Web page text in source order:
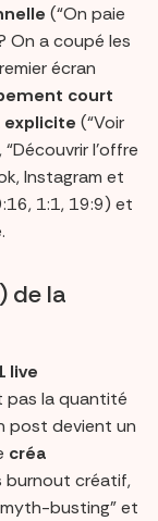
(“On paie
On a coupé les
écran
court
explicite (“Voir
l’offre
Instagram et
1:1, 19:9) et
de la
live
pas la quantité
post devient un
créa
burnout créatif,
busting” et